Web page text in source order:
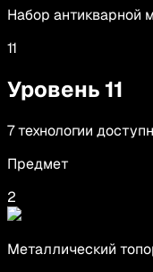
Набор антикварной
11
Уровень11
7технологии
Предмет
2
Металлический